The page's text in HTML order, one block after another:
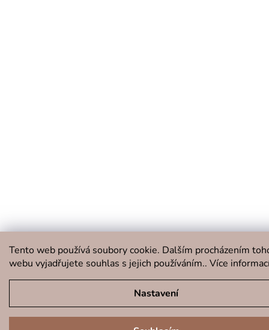
Tento web používá soubory cookie. Dalším procházením
webu vyjadřujete souhlas s jejich používáním.. Více
Nastavení